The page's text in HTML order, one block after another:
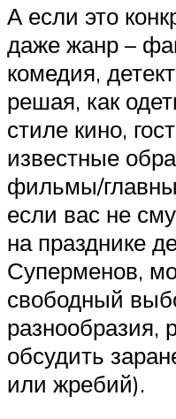
А если это
даже жанр –
комедия,
решая, как
стиле кино,
известные
фильмы/
если вас не
на празднике
Суперменов,
свободный
разнообразия,
обсудить
или жребий).